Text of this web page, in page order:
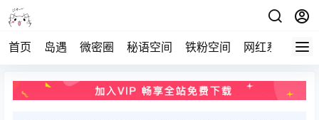
首页 岛遇 微密圈 秘语空间 铁粉空间 网红系列 打